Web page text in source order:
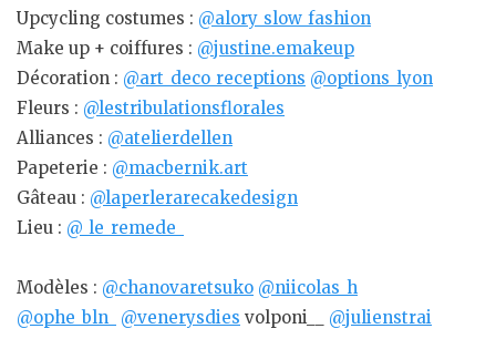
Upcycling costumes : @alory_slow_fashion
Make up + coiffures : @justine.emakeup
Décoration : @art_deco_receptions @options_lyon
Fleurs : @lestribulationsflorales
Alliances : @atelierdellen
Papeterie : @macbernik.art
Gâteau : @laperlerarecakedesign
Lieu : @_le_remede_
Modèles : @chanovaretsuko @niicolas_h
@ophe_bln_
@venerysdies volponi__ @julienstrai